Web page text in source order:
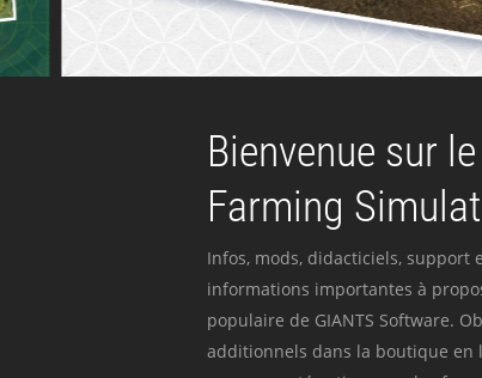
Bienvenue sur
Farming
Infos, mods, didacticiels, support
informations importantes à
populaire de GIANTS Software.
additionnels dans la boutique en